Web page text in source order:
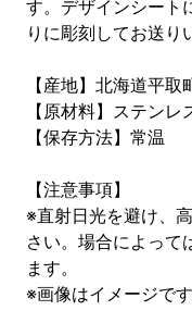
す。デザインシート
りに彫刻してお送り
【産地】北海道平取
【原材料】ステンレ
【保存方法】常温
【注意事項】
※直射日光を避け、
さい。場合によって
ます。
※画像はイメージです